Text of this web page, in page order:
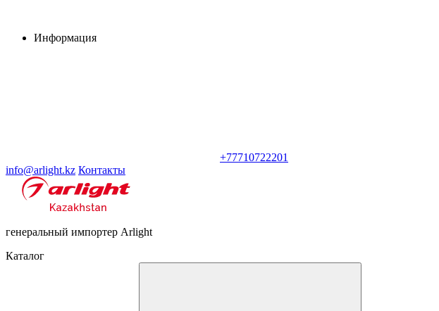
Информация
+77710722201
info@arlight.kz Контакты
генеральный импортер Arlight
Каталог